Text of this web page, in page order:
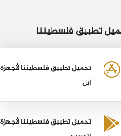
تطبيق فلسطيننا
تحميل تطبيق فلسطيننا لأجهزة
أبل
تحميل تطبيق فلسطيننا لأجهزة